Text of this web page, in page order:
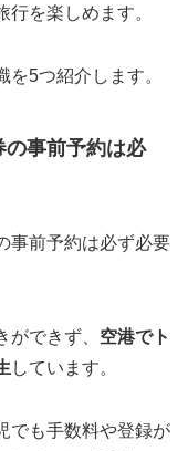
を楽しめます。
5つ紹介します。
の事前予約は必
事前予約は必ず必要
できず、 空港でト
しています。
でも手数料や登録が